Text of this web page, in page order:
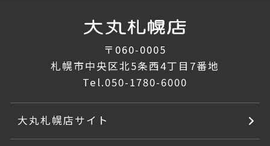
〒060-0005
札幌市中央区北5条西4丁目7番地
Tel.050-1780-6000
大丸札幌店サイト